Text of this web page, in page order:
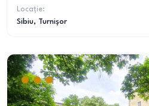
Locație:
Sibiu, Turnișor